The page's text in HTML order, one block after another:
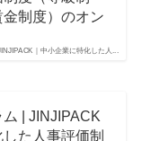
｜中小企業に特化した人...
制度）のオン
| JINJIPACK
した人事評価制